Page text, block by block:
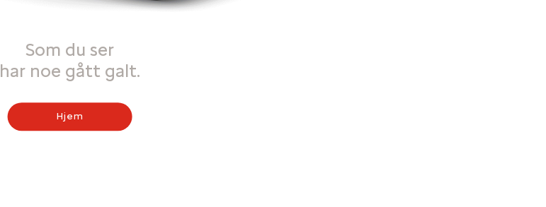
Som du ser
har noe gått galt.
Hjem